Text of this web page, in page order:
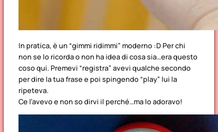
In pratica, è un “gimmi ridimmi” moderno :D Per chi
non se lo ricorda o non ha idea di cosa sia…era questo
coso qui. Premevi “registra” avevi qualche secondo
per dire la tua frase e poi spingendo “play” lui la
ripeteva.
Ce l’avevo e non so dirvi il perché…ma lo adoravo!